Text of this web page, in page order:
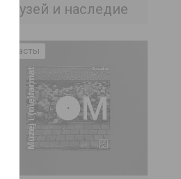
1: Музей и наследие
Подкасты